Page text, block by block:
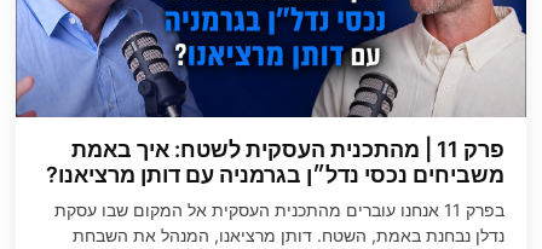
פרק 11 | מהתכנית העסקית לשטח: איך באמת
משביחים נכסי נדל״ן בגרמניה עם דותן מרציאנו?
בפרק 11 אנחנו עוברים מהתכנית העסקית אל המקום שבו עסקת
נדלן נבחנת באמת, השטח. דותן מרציאנו, המנהל את השבחת